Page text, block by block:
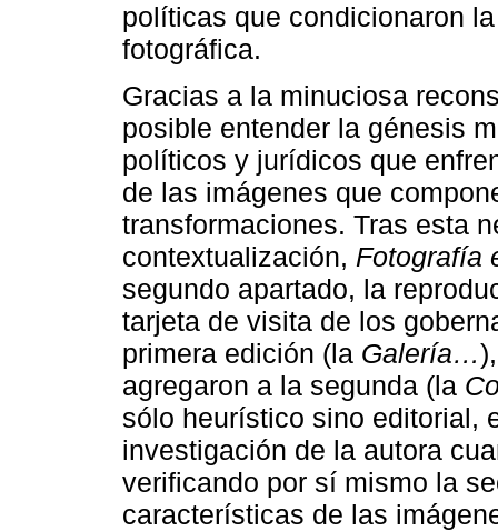
políticas que condicionaron
fotográfica.
Gracias a la minuciosa
posible entender la génesis
políticos y jurídicos que
de las imágenes que
transformaciones. Tras esta
contextualización, Fotografía
segundo apartado, la
tarjeta de visita de los
primera edición (la Galería…
agregaron a la segunda (la
sólo heurístico sino editorial,
investigación de la autora
verificando por sí mismo la
características de las